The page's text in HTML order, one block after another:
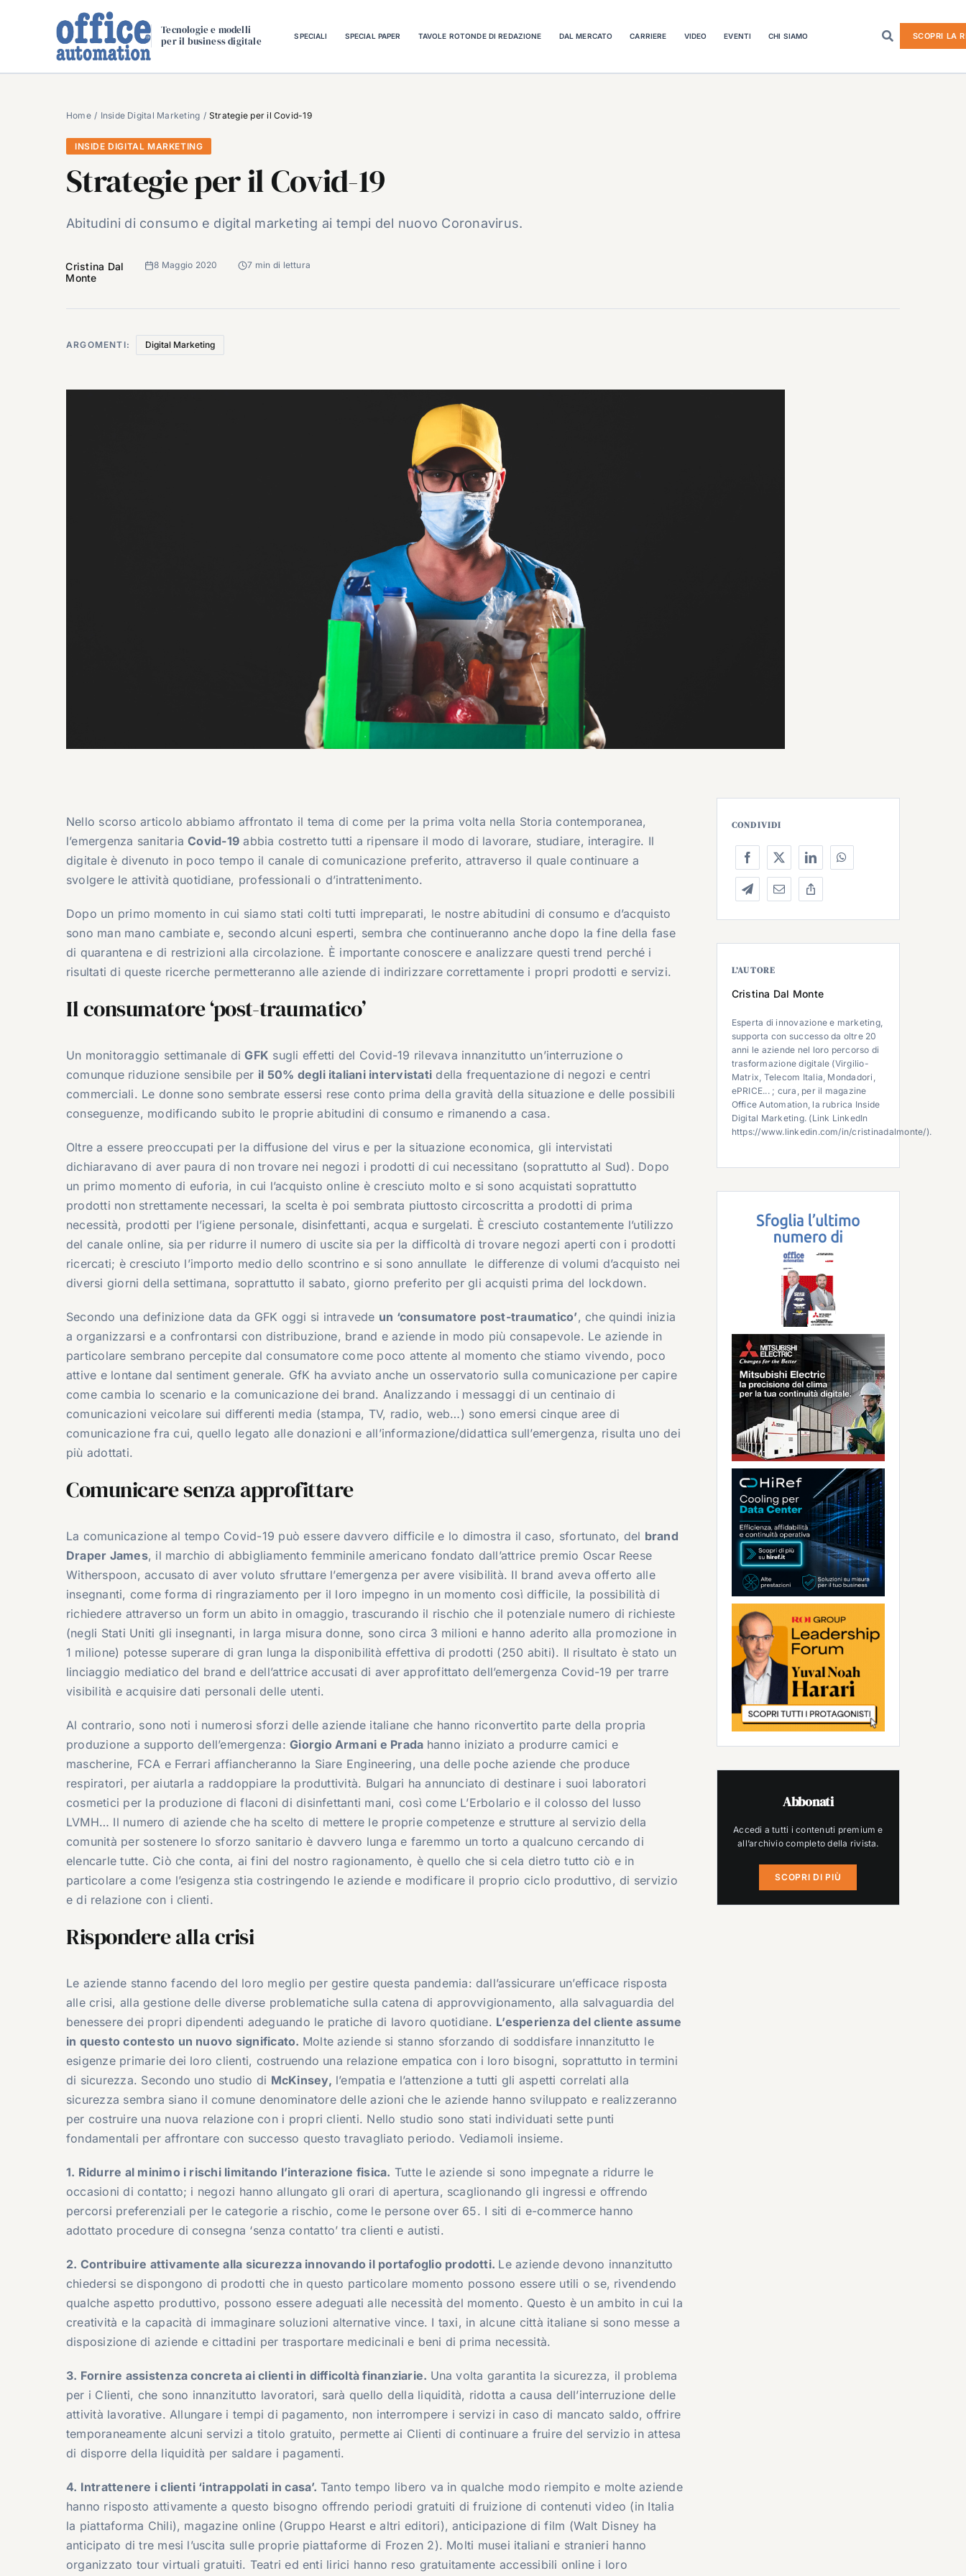
Tecnologie e modelli
per il business digitale
SPECIALI SPECIAL PAPER TAVOLE ROTONDE DI REDAZIONE DAL MERCATO CARRIERE VIDEO EVENTI CHI SIAMO SCOPRI LA
Home Inside Digital Marketing Strategie per il Covid-19
INSIDE DIGITAL MARKETING
Strategie per il Covid-19
Abitudini di consumo e digital marketing ai tempi del nuovo Coronavirus.
Cristina Dal
Monte
8 Maggio 2020 7 min di lettura
ARGOMENTI: Digital Marketing
Nello scorso articolo abbiamo affrontato il tema di come per la prima volta nella Storia contemporanea,
l’emergenza sanitariaCovid-19 abbia costretto tutti a ripensare il modo di lavorare, studiare, interagire. Il
digitale è divenuto in poco tempo il canale di comunicazione preferito, attraverso il quale continuare a
svolgere le attività quotidiane, professionali o d’intrattenimento.
Dopo un primo momento in cui siamo stati colti tutti impreparati, le nostre abitudini di consumo e d’acquisto
sono man mano cambiate e, secondo alcuni esperti, sembra che continueranno anche dopo la fine della fase
di quarantena e di restrizioni alla circolazione. È importante conoscere e analizzare questi trend perché i
risultati di queste ricerche permetteranno alle aziende di indirizzare correttamente i propri prodotti e servizi.
Il consumatore ‘post-traumatico’
Un monitoraggio settimanale diGFK sugli effetti del Covid-19 rilevava innanzitutto un’interruzione o
comunque riduzione sensibile per il 50% degli italiani intervistati della frequentazione di negozi e centri
commerciali. Le donne sono sembrate essersi rese conto prima della gravità della situazione e delle possibili
conseguenze, modificando subito le proprie abitudini di consumo e rimanendo a casa.
Oltre a essere preoccupati per la diffusione del virus e per la situazione economica, gli intervistati
dichiaravano di aver paura di non trovare nei negozi i prodotti di cui necessitano (soprattutto al Sud). Dopo
un primo momento di euforia, in cui l’acquisto online è cresciuto molto e si sono acquistati soprattutto
prodotti non strettamente necessari, la scelta è poi sembrata piuttosto circoscritta a prodotti di prima
necessità, prodotti per l’igiene personale, disinfettanti, acqua e surgelati. È cresciuto costantemente l’utilizzo
del canale online, sia per ridurre il numero di uscite sia per la difficoltà di trovare negozi aperti con i prodotti
ricercati; è cresciuto l’importo medio dello scontrino e si sono annullate le differenze di volumi d’acquisto nei
diversi giorni della settimana, soprattutto il sabato, giorno preferito per gli acquisti prima del lockdown.
Secondo una definizione data da GFK oggi si intravede un ‘consumatore post-traumatico’, che quindi inizia
a organizzarsi e a confrontarsi con distribuzione, brand e aziende in modo più consapevole. Le aziende in
particolare sembrano percepite dal consumatore come poco attente al momento che stiamo vivendo, poco
attive e lontane dal sentiment generale. GfK ha avviato anche un osservatorio sulla comunicazione per capire
come cambia lo scenario e la comunicazione dei brand. Analizzando i messaggi di un centinaio di
comunicazioni veicolare sui differenti media (stampa, TV, radio, web…) sono emersi cinque aree di
comunicazione fra cui, quello legato alle donazioni e all’informazione/didattica sull’emergenza, risulta uno dei
più adottati.
Comunicare senza approfittare
La comunicazione al tempo Covid-19 può essere davvero difficile e lo dimostra il caso, sfortunato, del brand
Draper James, il marchio di abbigliamento femminile americano fondato dall’attrice premio Oscar Reese
Witherspoon, accusato di aver voluto sfruttare l’emergenza per avere visibilità. Il brand aveva offerto alle
insegnanti, come forma di ringraziamento per il loro impegno in un momento così difficile, la possibilità di
richiedere attraverso un form un abito in omaggio, trascurando il rischio che il potenziale numero di richieste
(negli Stati Uniti gli insegnanti, in larga misura donne, sono circa 3 milioni e hanno aderito alla promozione in
1 milione) potesse superare di gran lunga la disponibilità effettiva di prodotti (250 abiti). Il risultato è stato un
linciaggio mediatico del brand e dell’attrice accusati di aver approfittato dell’emergenza Covid-19 per trarre
visibilità e acquisire dati personali delle utenti.
Al contrario, sono noti i numerosi sforzi delle aziende italiane che hanno riconvertito parte della propria
produzione a supporto dell’emergenza:Giorgio Armani e Prada hanno iniziato a produrre camici e
mascherine, FCA e Ferrari affiancheranno la Siare Engineering, una delle poche aziende che produce
respiratori, per aiutarla a raddoppiare la produttività. Bulgari ha annunciato di destinare i suoi laboratori
cosmetici per la produzione di flaconi di disinfettanti mani, così come L’Erbolario e il colosso del lusso
LVMH… Il numero di aziende che ha scelto di mettere le proprie competenze e strutture al servizio della
comunità per sostenere lo sforzo sanitario è davvero lunga e faremmo un torto a qualcuno cercando di
elencarle tutte. Ciò che conta, ai fini del nostro ragionamento, è quello che si cela dietro tutto ciò e in
particolare a come l’esigenza stia costringendo le aziende e modificare il proprio ciclo produttivo, di servizio
e di relazione con i clienti.
Rispondere alla crisi
Le aziende stanno facendo del loro meglio per gestire questa pandemia: dall’assicurare un’efficace risposta
alle crisi, alla gestione delle diverse problematiche sulla catena di approvvigionamento, alla salvaguardia del
benessere dei propri dipendenti adeguando le pratiche di lavoro quotidiane. L’esperienza del cliente assume
in questo contesto un nuovo significato. Molte aziende si stanno sforzando di soddisfare innanzitutto le
esigenze primarie dei loro clienti, costruendo una relazione empatica con i loro bisogni, soprattutto in termini
di sicurezza. Secondo uno studio di McKinsey, l’empatia e l’attenzione a tutti gli aspetti correlati alla
sicurezza sembra siano il comune denominatore delle azioni che le aziende hanno sviluppato e realizzeranno
per costruire una nuova relazione con i propri clienti. Nello studio sono stati individuati sette punti
fondamentali per affrontare con successo questo travagliato periodo. Vediamoli insieme.
1. Ridurre al minimo i rischi limitando l’interazione fisica. Tutte le aziende si sono impegnate a ridurre le
occasioni di contatto; i negozi hanno allungato gli orari di apertura, scaglionando gli ingressi e offrendo
percorsi preferenziali per le categorie a rischio, come le persone over 65. I siti di e-commerce hanno
adottato procedure di consegna ‘senza contatto’ tra clienti e autisti.
2. Contribuire attivamente alla sicurezza innovando il portafoglio prodotti. Le aziende devono innanzitutto
chiedersi se dispongono di prodotti che in questo particolare momento possono essere utili o se, rivendendo
qualche aspetto produttivo, possono essere adeguati alle necessità del momento. Questo è un ambito in cui la
creatività e la capacità di immaginare soluzioni alternative vince. I taxi, in alcune città italiane si sono messe a
disposizione di aziende e cittadini per trasportare medicinali e beni di prima necessità.
3. Fornire assistenza concreta ai clienti in difficoltà finanziarie. Una volta garantita la sicurezza, il problema
per i Clienti, che sono innanzitutto lavoratori, sarà quello della liquidità, ridotta a causa dell’interruzione delle
attività lavorative. Allungare i tempi di pagamento, non interrompere i servizi in caso di mancato saldo, offrire
temporaneamente alcuni servizi a titolo gratuito, permette ai Clienti di continuare a fruire del servizio in attesa
di disporre della liquidità per saldare i pagamenti.
4. Intrattenere i clienti ‘intrappolati in casa’. Tanto tempo libero va in qualche modo riempito e molte aziende
hanno risposto attivamente a questo bisogno offrendo periodi gratuiti di fruizione di contenuti video (in Italia
la piattaforma Chili), magazine online (Gruppo Hearst e altri editori), anticipazione di film (Walt Disney ha
anticipato di tre mesi l’uscita sulle proprie piattaforme di Frozen 2). Molti musei italiani e stranieri hanno
organizzato tour virtuali gratuiti. Teatri ed enti lirici hanno reso gratuitamente accessibili online i loro
CONDIVIDI
L’AUTORE
Cristina Dal Monte
Esperta di innovazione e marketing,
supporta con successo da oltre 20
anni le aziende nel loro percorso di
trasformazione digitale (Virgilio-
Matrix, Telecom Italia, Mondadori,
ePRICE... ; cura, per il magazine
Office Automation, la rubrica Inside
Digital Marketing. (Link LinkedIn
https://www.linkedin.com/in/cristinadalmonte/).
Abbonati
Accedi a tutti i contenuti premium e
all’archivio completo della rivista.
SCOPRI DI PIÙ